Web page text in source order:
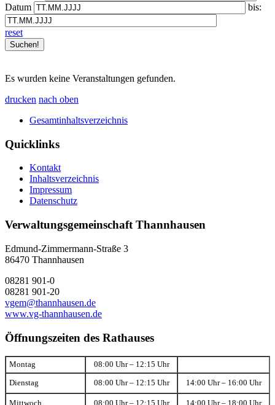
Datum
bis:
reset
Es wurden keine Veranstaltungen gefunden.
drucken nach oben
Gesamtinhaltsverzeichnis
Quicklinks
Kontakt
Inhaltsverzeichnis
Impressum
Datenschutz
Verwaltungsgemeinschaft Thannhausen
Edmund-Zimmermann-Straße 3
86470 Thannhausen
08281 901-0
08281 901-20
vgem@thannhausen.de
www.vg-thannhausen.de
Öffnungszeiten des Rathauses
Montag 08:00 Uhr – 12:15 Uhr
Dienstag 08:00 Uhr – 12:15 Uhr 14:00 Uhr – 16:00 Uhr